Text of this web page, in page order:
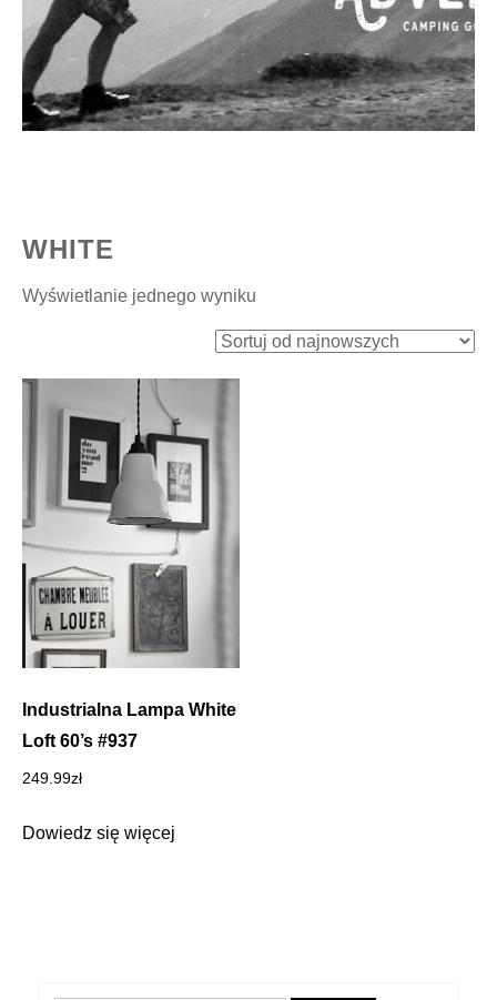
WHITE
Wyświetlanie jednego wyniku
Industrialna Lampa White
Loft 60’s #937
249.99zł
Dowiedz się więcej